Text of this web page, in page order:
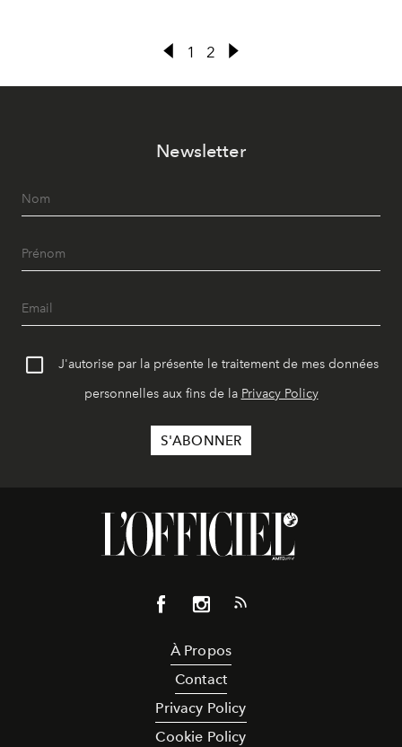
1 2
Newsletter
J'autorise par la présente le traitement de mes données
personnelles aux fins de la Privacy Policy
À Propos
Contact
Privacy Policy
Cookie Policy